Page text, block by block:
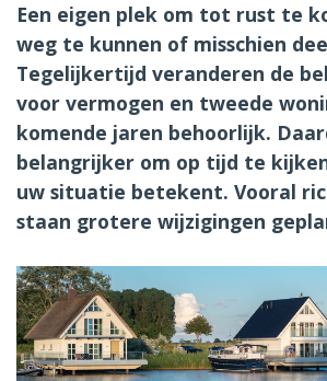
Een eigen plek om tot rust te
weg te kunnen of misschien
Tegelijkertijd veranderen de
voor vermogen en tweede
komende jaren behoorlijk.
belangrijker om op tijd te
uw situatie betekent. Vooral
staan grotere wijzigingen